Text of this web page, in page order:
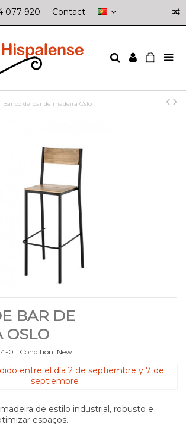
077 920 Contact
Banco de bar de madeira Oslo
BAR DE
OSLO
0 Condition: New
entre el día 2 de septiembre y 7 de
septiembre
de estilo industrial, robusto e
espaços.